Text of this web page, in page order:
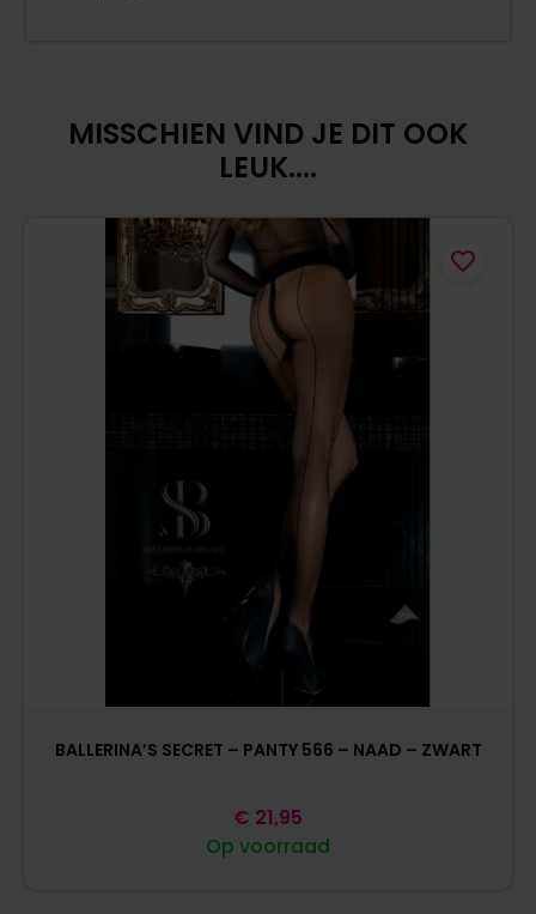
MISSCHIEN VIND JE DIT OOK
LEUK....
BALLERINA’S SECRET – PANTY 566 – NAAD – ZWART
Op voorraad
€ 21,95